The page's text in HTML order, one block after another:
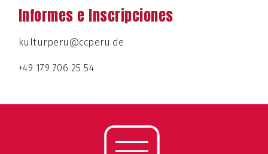
Informes e Inscripciones
kulturperu@ccperu.de
+49 179 706 25 54